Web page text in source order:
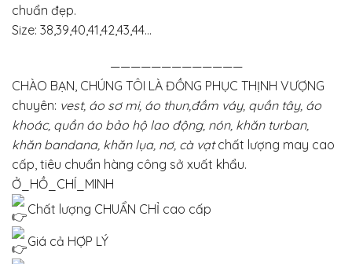
chuẩn đẹp.
Size: 38,39,40,41,42,43,44…
—————————————
CHÀO BẠN, CHÚNG TÔI LÀ ĐỒNG PHỤC THỊNH VƯỢNG
chuyên: vest, áo sơ mi, áo thun,đầm váy, quần tây, áo
khoác, quần áo bảo hộ lao động, nón, khăn turban,
khăn bandana, khăn lụa, nơ, cà vạtchất lượng may cao
cấp, tiêu chuẩn hàng công sở xuất khẩu.
Ở_HỒ_CHÍ_MINH
Chất lượng CHUẨN CHỈ cao cấp
Giá cả HỢP LÝ